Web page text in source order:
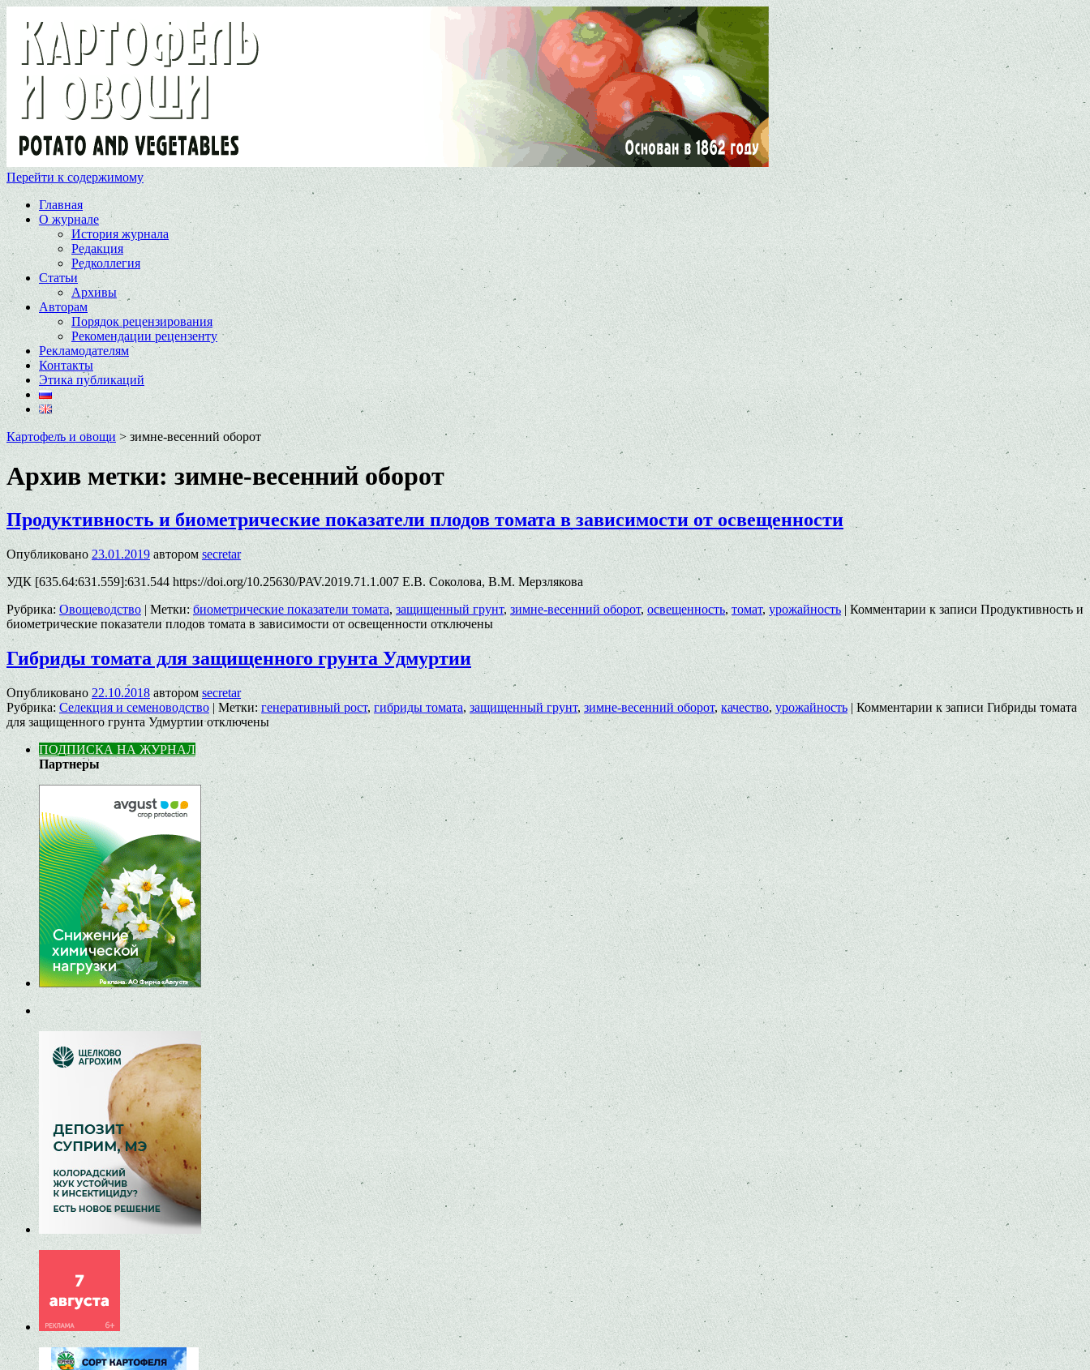
Перейти к содержимому
Главная
О журнале
История журнала
Редакция
Редколлегия
Статьи
Архивы
Авторам
Порядок рецензирования
Рекомендации рецензенту
Рекламодателям
Контакты
Этика публикаций
Картофель и овощи > зимне-весенний оборот
Архив метки: зимне-весенний оборот
Продуктивность и биометрические показатели плодов томата в зависимости от освещенности
Опубликовано 23.01.2019 автором secretar
УДК [635.64:631.559]:631.544 https://doi.org/10.25630/PAV.2019.71.1.007 Е.В. Соколова, В.М. Мерзлякова
Рубрика: Овощеводство | Метки: биометрические показатели томата, защищенный грунт,зимне-весенний оборот, освещенность,томат,урожайность | Комментариик записи Продуктивность и
биометрические показатели плодов томата в зависимости от освещенности отключены
Гибриды томата для защищенного грунта Удмуртии
Опубликовано 22.10.2018 автором secretar
Рубрика: Селекция и семеноводство | Метки: генеративный рост, гибриды томата, защищенный грунт,зимне-весенний оборот, качество,урожайность | Комментариик записи Гибриды томата
для защищенного грунта Удмуртииотключены
ПОДПИСКА НА ЖУРНАЛ
Партнеры